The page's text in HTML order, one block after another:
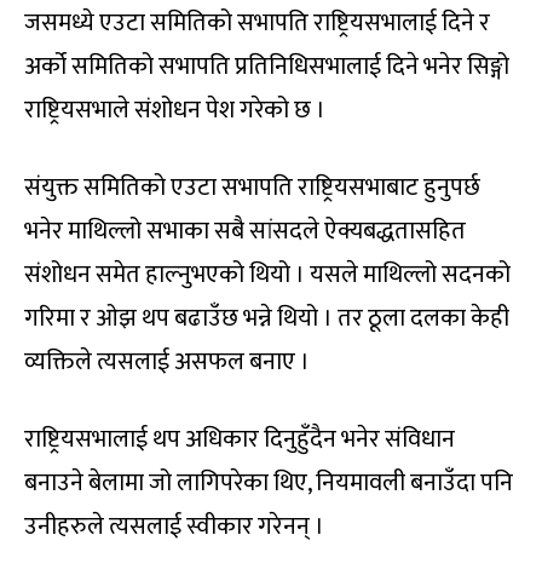
जसमध्ये एउटा समितिको सभापति राष्ट्रियसभालाई दिने र
अर्को समितिको सभापति प्रतिनिधिसभालाई दिने भनेर सिङ्गो
राष्ट्रियसभाले संशोधन पेश गरेको छ ।
संयुक्त समितिको एउटा सभापति राष्ट्रियसभाबाट हुनुपर्छ
भनेर माथिल्लो सभाका सबै सांसदले ऐक्यबद्धतासहित
संशोधन समेत हाल्नुभएको थियो । यसले माथिल्लो सदनको
गरिमा र ओझ थप बढाउँछ भन्ने थियो । तर ठूला दलका केही
व्यक्तिले त्यसलाई असफल बनाए ।
राष्ट्रियसभालाई थप अधिकार दिनुहुँदैन भनेर संविधान
बनाउने बेलामा जो लागिपरेका थिए, नियमावली बनाउँदा पनि
उनीहरुले त्यसलाई स्वीकार गरेनन् ।